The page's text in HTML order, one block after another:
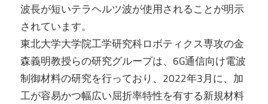
波長が短いテラヘルツ波が使用されることが明示
されています。
東北大学大学院工学研究科ロボティクス専攻の金
森義明教授らの研究グループは、6G通信向け電波
制御材料の研究を行っており、2022年3月に、加
工が容易かつ幅広い屈折率特性を有する新規材料